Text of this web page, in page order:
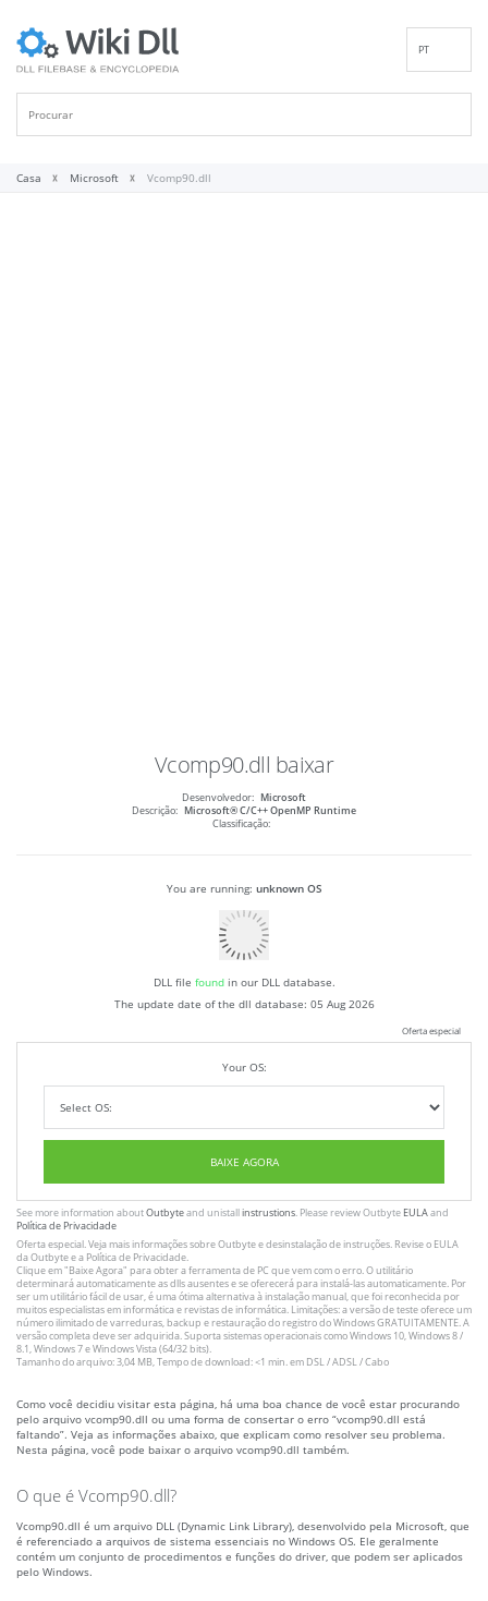
PT
Casa Microsoft Vcomp90.dll
Vcomp90.dll baixar
Desenvolvedor: Microsoft
Descrição: Microsoft® C/C++ OpenMP Runtime
Classificação:
You are running: unknown OS
DLL file foundin our DLL database.
The update date of the dll database: 05 Aug 2026
Oferta especial
Your OS:
BAIXE AGORA
See more information aboutOutbyteand unistallinstrustions. Please review Outbyte EULAand
Política de Privacidade
Oferta especial. Veja mais informações sobreOutbytee desinstalaçãode instruções. Revise o EULA
da Outbyte e a Política de Privacidade.
Clique em"Baixe Agora" para obter a ferramenta de PC que vem com o erro. O utilitário
determinará automaticamente as dlls ausentes e se oferecerá para instalá-las automaticamente. Por
ser um utilitário fácil de usar, é uma ótima alternativa à instalação manual, que foi reconhecida por
muitos especialistas em informática e revistas de informática. Limitações: a versão de teste oferece um
número ilimitado de varreduras, backup e restauração do registro do Windows GRATUITAMENTE. A
versão completa deve ser adquirida. Suporta sistemas operacionais como Windows 10, Windows 8 /
8.1, Windows 7 e Windows Vista (64/32 bits).
Tamanho do arquivo: 3,04 MB, Tempo de download: <1 min. em DSL / ADSL / Cabo
Como você decidiu visitar esta página, há uma boa chance de você estar procurando
pelo arquivo vcomp90.dll ou uma forma de consertar o erro “vcomp90.dll está
faltando”. Veja as informações abaixo, que explicam como resolver seu problema.
Nesta página, você pode baixar o arquivo vcomp90.dll também.
O que é Vcomp90.dll?
Vcomp90.dll é um arquivo DLL (Dynamic Link Library), desenvolvido pela Microsoft, que
é referenciado a arquivos de sistema essenciais no Windows OS. Ele geralmente
contém um conjunto de procedimentos e funções do driver, que podem ser aplicados
pelo Windows.